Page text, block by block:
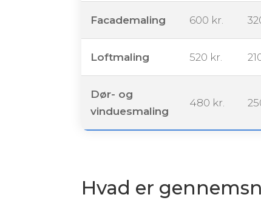
Facademaling 600 kr.
Loftmaling 520 kr.
Dør- og
vinduesmaling
480 kr.
Hvad er